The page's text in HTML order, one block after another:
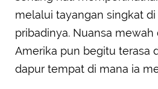
melalui tayangan singkat di
pribadinya. Nuansa
Amerika pun begitu terasa
dapur tempat di mana ia